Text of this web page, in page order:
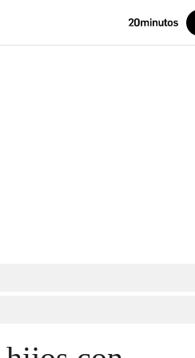
Volver